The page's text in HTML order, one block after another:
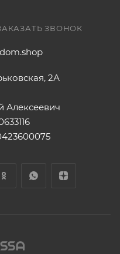
ЗВОНОК
2А
Алексеевич